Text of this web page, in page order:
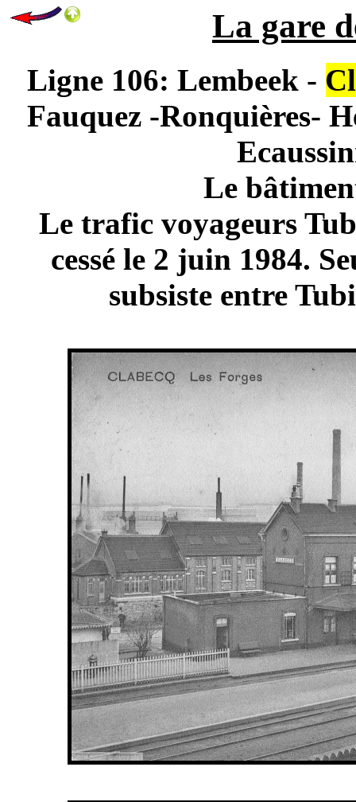
La gare
Ligne 106: Lembeek -
Fauquez -Ronquières-
Le
Le trafic voyageurs
cessé le 2 juin 1984.
subsiste entre